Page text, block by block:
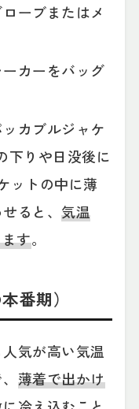
ーブまたはメ
カーをバッグ
カブルジャケ
下りや日没後に
ットの中に薄
ると、気温
す。
番期）
気が高い気温
薄着で出かけ